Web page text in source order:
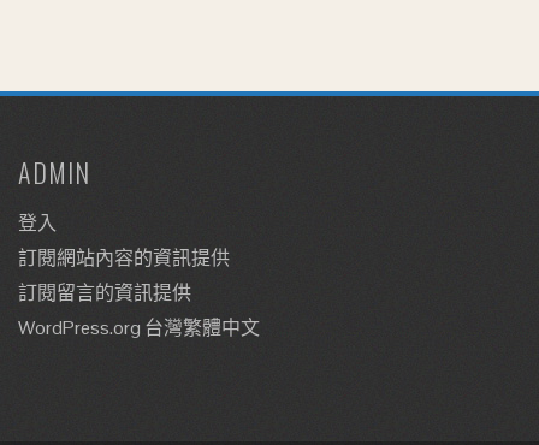
ADMIN
登入
訂閱網站內容的資訊提供
訂閱留言的資訊提供
WordPress.org 台灣繁體中文